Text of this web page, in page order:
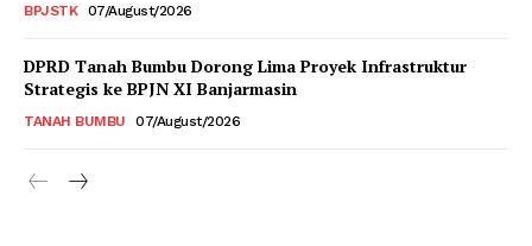
BPJSTK 07/August/2026
DPRD Tanah Bumbu Dorong Lima Proyek Infrastruktur
Strategis ke BPJN XI Banjarmasin
TANAH BUMBU 07/August/2026